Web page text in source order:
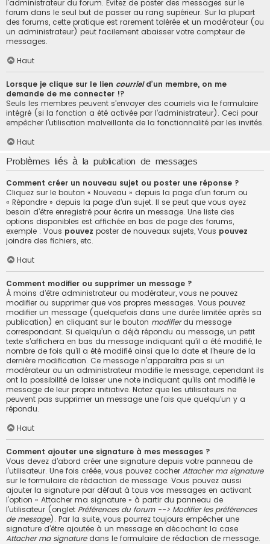
l’administrateur du forum. Évitez de poster des messages sur le
forum dans le seul but de passer au rang supérieur. Sur la plupart
des forums, cette pratique est rarement tolérée et un modérateur (ou
un administrateur) peut facilement abaisser votre compteur de
messages.
Haut
Lorsque je clique sur le lien courrield’un membre, on me
demande de me connecter !?
Seuls les membres peuvent s’envoyer des courriels via le formulaire
intégré (si la fonction a été activée par l’administrateur). Ceci pour
empêcher l’utilisation malveillante de la fonctionnalité par les invités.
Haut
Problèmes liés à la publication de messages
Comment créer un nouveau sujet ou poster une réponse ?
Cliquez sur le bouton « Nouveau » depuis la page d’un forum ou
« Répondre » depuis la page d’un sujet. Il se peut que vous ayez
besoin d’être enregistré pour écrire un message. Une liste des
options disponibles est affichée en bas de page des forums,
exemple : Vous pouvez poster de nouveaux sujets, Vous pouvez
joindre des fichiers, etc.
Haut
Comment modifier ou supprimer un message ?
À moins d’être administrateur ou modérateur, vous ne pouvez
modifier ou supprimer que vos propres messages. Vous pouvez
modifier un message (quelquefois dans une durée limitée après sa
publication) en cliquant sur le bouton modifierdu message
correspondant. Si quelqu’un a déjà répondu au message, un petit
texte s’affichera en bas du message indiquant qu’il a été modifié, le
nombre de fois qu’il a été modifié ainsi que la date et l’heure de la
dernière modification. Ce message n’apparaîtra pas si un
modérateur ou un administrateur modifie le message, cependant ils
ont la possibilité de laisser une note indiquant qu’ils ont modifié le
message de leur propre initiative. Notez que les utilisateurs ne
peuvent pas supprimer un message une fois que quelqu’un y a
répondu.
Haut
Comment ajouter une signature à mes messages ?
Vous devez d’abord créer une signature depuis votre panneau de
l’utilisateur. Une fois créée, vous pouvez cocher Attacher ma signature
sur le formulaire de rédaction de message. Vous pouvez aussi
ajouter la signature par défaut à tous vos messages en activant
l’option « Attacher ma signature » à partir du panneau de
l’utilisateur (onglet Préférences du forum --> Modifier les préférences
de message). Par la suite, vous pourrez toujours empêcher une
signature d’être ajoutée à un message en décochant la case
Attacher ma signaturedans le formulaire de rédaction de message.